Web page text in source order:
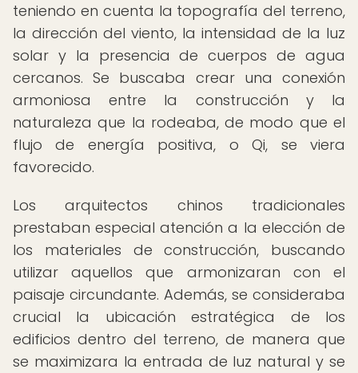
teniendo en cuenta la topografía del terreno,
la dirección del viento, la intensidad de la luz
solar y la presencia de cuerpos de agua
cercanos. Se buscaba crear una conexión
armoniosa entre la construcción y la
naturaleza que la rodeaba, de modo que el
flujo de energía positiva, o Qi, se viera
favorecido.
Los arquitectos chinos tradicionales
prestaban especial atención a la elección de
los materiales de construcción, buscando
utilizar aquellos que armonizaran con el
paisaje circundante. Además, se consideraba
crucial la ubicación estratégica de los
edificios dentro del terreno, de manera que
se maximizara la entrada de luz natural y se